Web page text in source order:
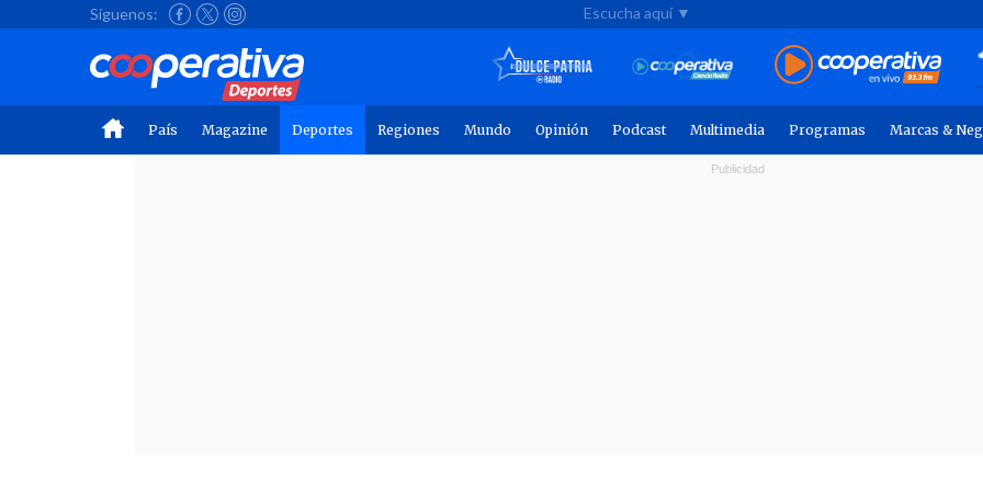
Síguenos: Escucha aquí ▼
País Magazine Deportes Regiones Mundo Opinión Podcast Multimedia Programas Marcas &